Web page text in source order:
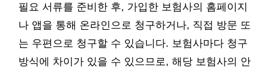
필요 서류를 준비한 후, 가입한 보험사의 홈페이지
나 앱을 통해 온라인으로 청구하거나, 직접 방문 또
는 우편으로 청구할 수 있습니다. 보험사마다 청구
방식에 차이가 있을 수 있으므로, 해당 보험사의 안